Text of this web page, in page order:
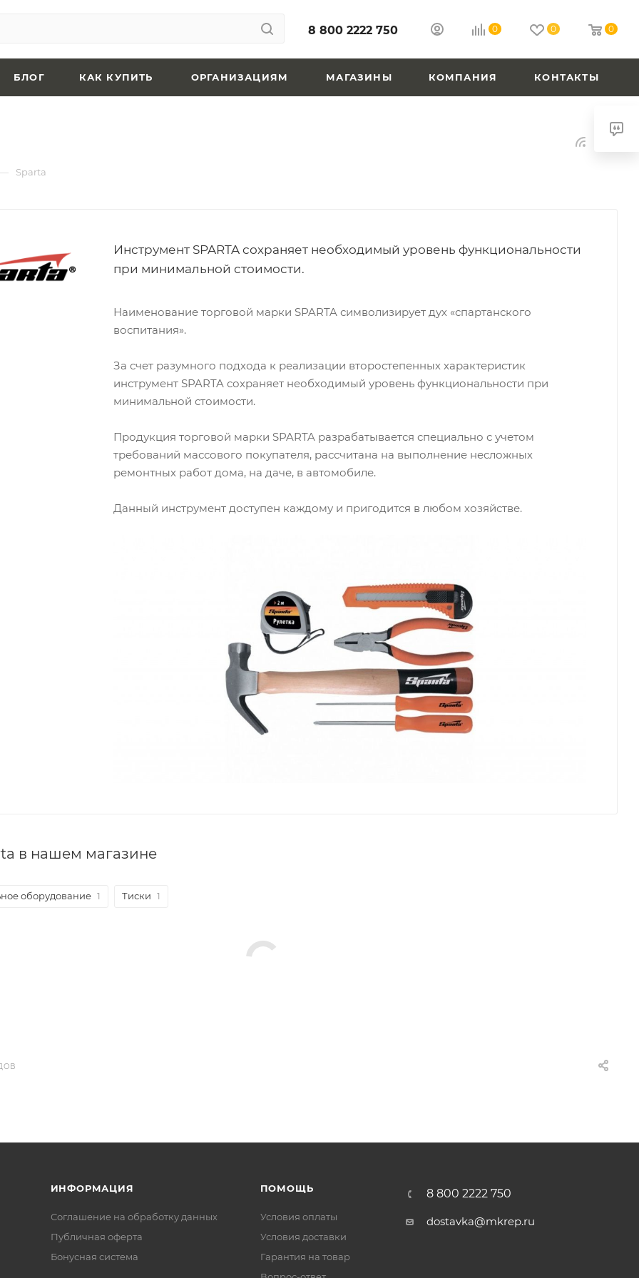
8 800 2222 750 0 0 0
БЛОГ КАК КУПИТЬ ОРГАНИЗАЦИЯМ МАГАЗИНЫ КОМПАНИЯ КОНТАКТЫ
Sparta
Инструмент SPARTA сохраняет необходимый уровень функциональности
при минимальной стоимости.
Наименование торговой марки SPARTA символизирует дух «спартанского
воспитания».
За счет разумного подхода к реализации второстепенных характеристик
инструмент SPARTA сохраняет необходимый уровень функциональности при
минимальной стоимости.
Продукция торговой марки SPARTA разрабатывается специально с учетом
требований массового покупателя, рассчитана на выполнение несложных
ремонтных работ дома, на даче, в автомобиле.
Данный инструмент доступен каждому и пригодится в любом хозяйстве.
в нашем магазине
оборудование 1 Тиски 1
ИНФОРМАЦИЯ
Соглашение на обработку данных
Публичная оферта
Бонусная система
ПОМОЩЬ
Условия оплаты
Условия доставки
Гарантия на товар
8 800 2222 750
dostavka@mkrep.ru